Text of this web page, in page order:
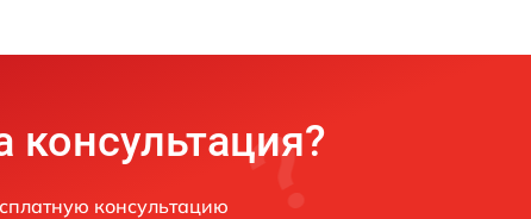
консультация?
консультацию